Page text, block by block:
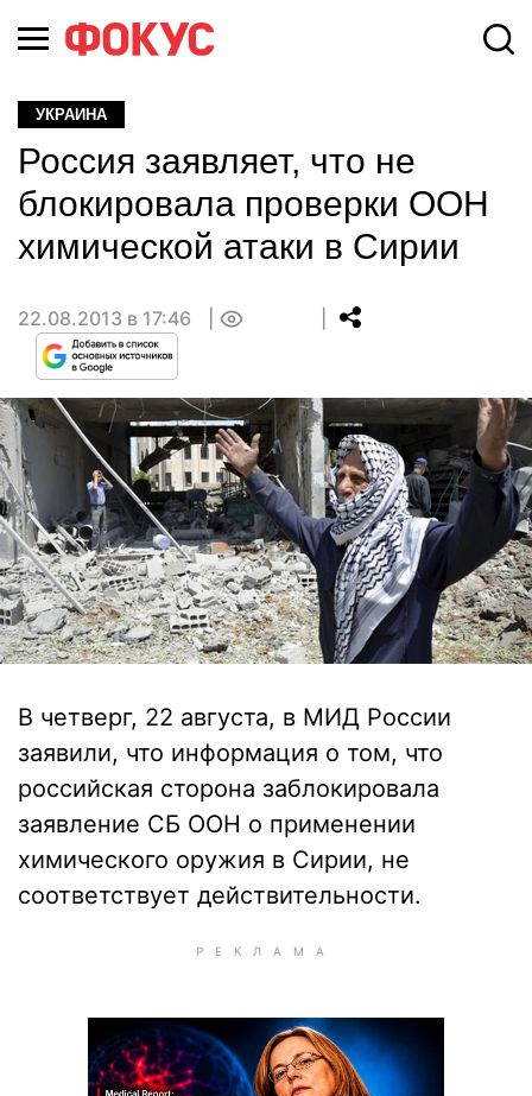
УКРАИНА
Россия заявляет, что не
блокировала проверки ООН
химической атаки в Сирии
22.08.2013 в 17:46
В четверг, 22 августа, в МИД России
заявили, что информация о том, что
российская сторона заблокировала
заявление СБ ООН о применении
химического оружия в Сирии, не
соответствует действительности.